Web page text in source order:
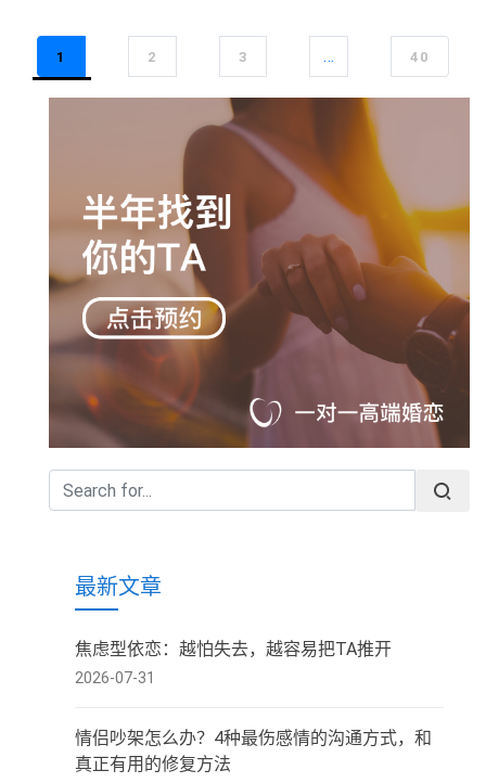
1 2 3 … 40
最新文章
焦虑型依恋：越怕失去，越容易把TA推开
2026-07-31
情侣吵架怎么办？4种最伤感情的沟通方式，和
真正有用的修复方法